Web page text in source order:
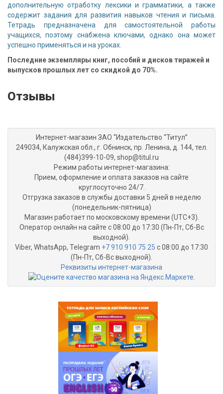
дополнительную отработку лексики и грамматики, а также
содержит задания для развития навыков чтения и письма.
Тетрадь предназначена для самостоятельной работы
учащихся, поэтому снабжена ключами, однако она может
успешно применяться и на уроках.
Последние экземпляры книг, пособий и дисков тиражей и
выпусков прошлых лет со скидкой до 70%.
Отзывы
Интернет-магазин ЗАО “Издательство “Титул”
249034, Калужская обл., г. Обнинск, пр. Ленина, д. 144, тел.
(484)399-10-09, shop@titul.ru
Режим работы интернет-магазина:
Прием, оформление и оплата заказов на сайте
круглосуточно 24/7.
Отгрузка заказов в службы доставки 5 дней в неделю
(понедельник-пятница)
Магазин работает по московскому времени (UTC+3).
Оператор онлайн на сайте с 08:00 до 17:30 (Пн-Пт, Сб-Вс
выходной).
Viber, WhatsApp, Telegram +7 910 910 75 25 с 08:00 до 17:30
(Пн-Пт, Сб-Вс выходной).
Реквизиты интернет-магазина